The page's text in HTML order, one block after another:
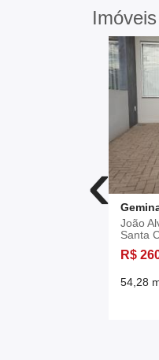
‹
João
Santa
R$
54,28